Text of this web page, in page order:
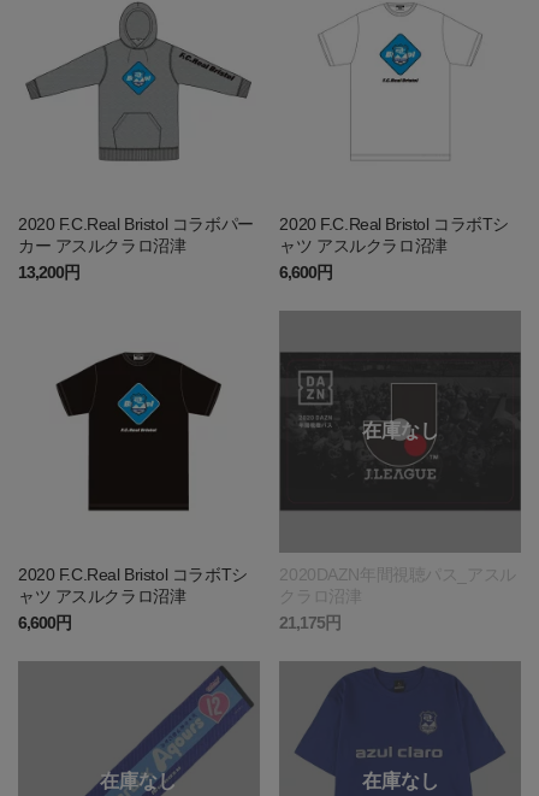
2020 F.C.Real Bristol コラボパー
カー アスルクラロ沼津
13,200円
2020 F.C.Real Bristol コラボTシ
ャツ アスルクラロ沼津
6,600円
2020 F.C.Real Bristol コラボTシ
ャツ アスルクラロ沼津
6,600円
2020DAZN年間視聴パス_アスル
クラロ沼津
21,175円